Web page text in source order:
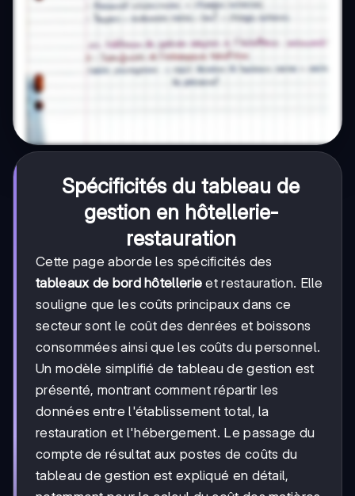
Spécificités du tableau de
gestion en hôtellerie-
restauration
Cette page aborde les spécificités des
tableaux de bord hôtellerie et restauration. Elle
souligne que les coûts principaux dans ce
secteur sont le coût des denrées et boissons
consommées ainsi que les coûts du personnel.
Un modèle simplifié de tableau de gestion est
présenté, montrant comment répartir les
données entre l'établissement total, la
restauration et l'hébergement. Le passage du
compte de résultat aux postes de coûts du
tableau de gestion est expliqué en détail,